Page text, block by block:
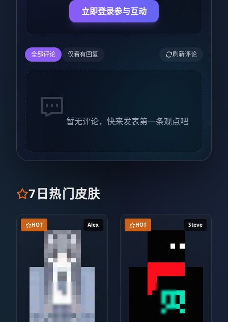
立即登录参与互动
全部评论 仅看有回复 刷新评论
暂无评论，快来发表第一条观点吧
7日热门皮肤
Alex
HOT Steve
HOT